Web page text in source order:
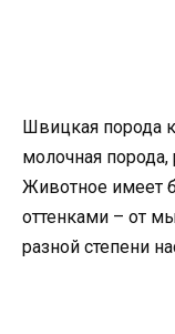
Швицкая порода
молочная
Животное имеет
оттенками – от
разной степени